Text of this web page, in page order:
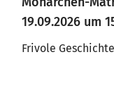
19.09.2026 um
Frivole